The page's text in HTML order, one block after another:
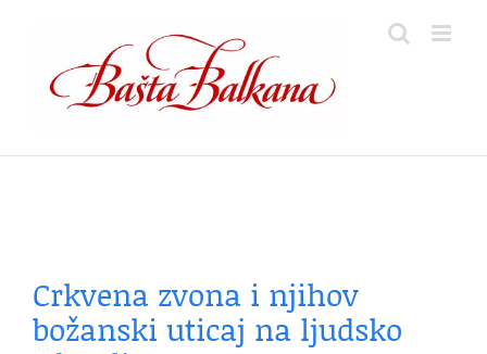
content
Crkvena zvona i njihov
božanski uticaj na ljudsko